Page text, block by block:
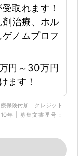
取れます！
治療、ホル
ノムプロフ
円～30万円
ます！
保険付加 クレジット
年 | 募集文書番号：